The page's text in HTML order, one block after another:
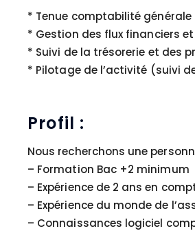
* Tenue comptabilité
* Gestion des flux financiers
* Suivi de la trésorerie et des
* Pilotage de l’activité (suivi
Profil :
Nous recherchons une
– Formation Bac +2 minimum
– Expérience de 2 ans en
– Expérience du monde de
– Connaissances logiciel